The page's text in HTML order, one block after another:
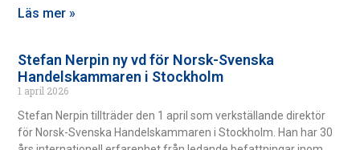
Läs mer »
Stefan Nerpin ny vd för Norsk-Svenska
Handelskammaren i Stockholm
1 april 2026
Stefan Nerpin tillträder den 1 april som verkställande direktör
för Norsk-Svenska Handelskammaren i Stockholm. Han har 30